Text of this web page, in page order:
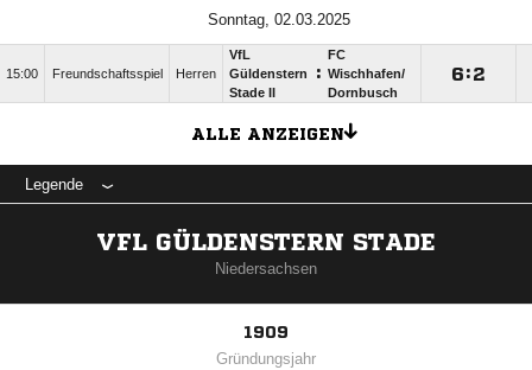
Sonntag, 02.03.2025
15:00 Freundschaftsspiel Herren
VfL
Güldenstern
Stade II
:
FC
Wischhafen/​
Dornbusch
:
ALLE ANZEIGEN
Legende
VFL GÜLDENSTERN STADE
Niedersachsen
1909
Gründungsjahr